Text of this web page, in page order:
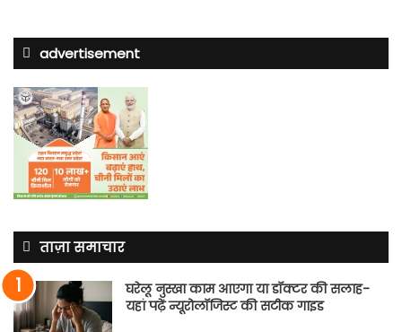
advertisement
ताज़ा समाचार
घरेलू नुस्खा काम आएगा या डॉक्टर की सलाह-
यहां पढ़ें न्यूरोलॉजिस्ट की सटीक गाइड